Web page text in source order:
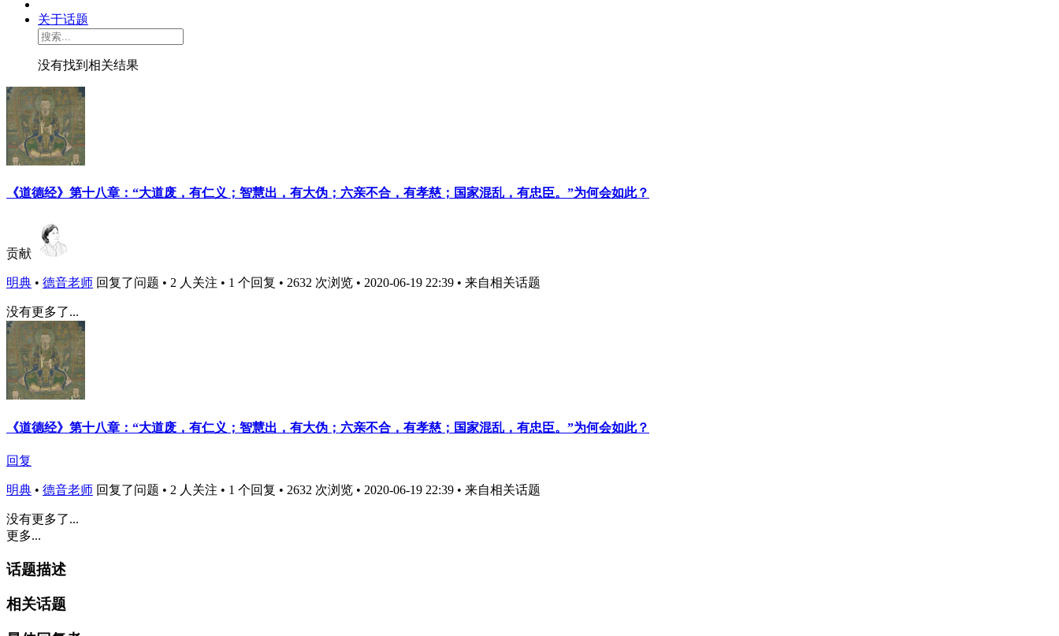
关于话题
没有找到相关结果
《道德经》第十八章：“大道废，有仁义；智慧出，有大伪；六亲不合，有孝慈；国家混乱，有忠臣。”为何会如此？
贡献
明典 • 德音老师 回复了问题 • 2 人关注 • 1 个回复 • 2632 次浏览 • 2020-06-19 22:39 • 来自相关话题
没有更多了...
《道德经》第十八章：“大道废，有仁义；智慧出，有大伪；六亲不合，有孝慈；国家混乱，有忠臣。”为何会如此？
回复
明典 • 德音老师 回复了问题 • 2 人关注 • 1 个回复 • 2632 次浏览 • 2020-06-19 22:39 • 来自相关话题
没有更多了...
更多...
话题描述
相关话题